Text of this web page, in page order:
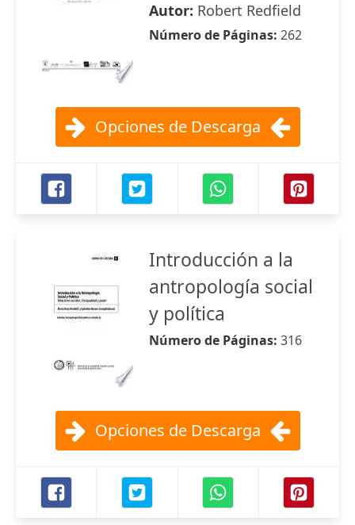
Autor: Robert Redfield
Número de Páginas: 262
Opciones de Descarga
Introducción a la
antropología social
y política
Número de Páginas: 316
Opciones de Descarga